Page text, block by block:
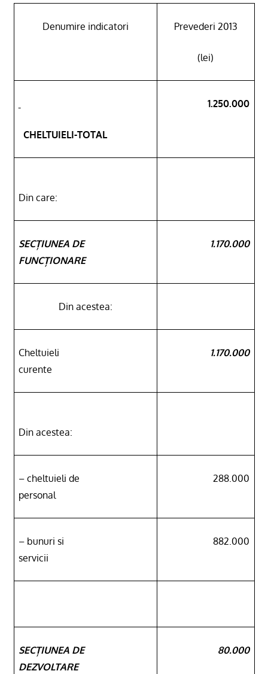
Denumire indicatori Prevederi 2013
(lei)
CHELTUIELI-TOTAL
1.250.000
Din care:
SECȚIUNEA DE
FUNCȚIONARE
1.170.000
Din acestea:
Cheltuieli
curente
1.170.000
Din acestea:
– cheltuieli de
personal
288.000
– bunuri si
servicii
882.000
SECȚIUNEA DE
DEZVOLTARE
80.000